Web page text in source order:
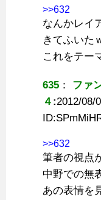
>>632
なんかレイ
きてふいた
これをテー
635 ： ファ
４ :2012/08/
ID:
>>632
筆者の視点
中野での無
あの表情を